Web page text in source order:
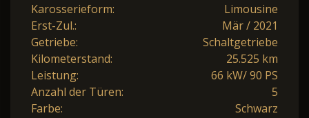
Karosserieform:
Limousine
Erst-Zul.:
Mär / 2021
Getriebe:
Schaltgetriebe
Kilometerstand:
25.525 km
Leistung:
66 kW/ 90 PS
Anzahl der Türen:
5
Farbe:
Schwarz